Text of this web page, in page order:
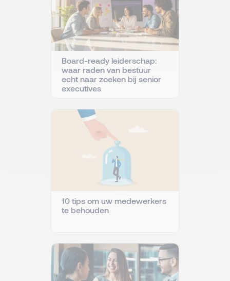
Board-ready leiderschap:
waar raden van bestuur
echt naar zoeken bij senior
executives
10 tips om uw medewerkers
te behouden